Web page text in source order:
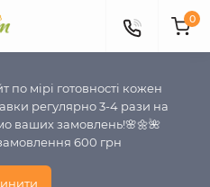
по мірі готовності кожен
регулярно 3-4 рази на
ваших замовлень!🌸🌼🌺
600 грн
0